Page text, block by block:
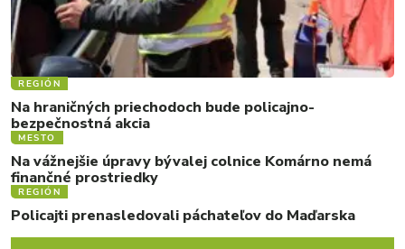
REGIÓN
Na hraničných priechodoch bude policajno-
bezpečnostná akcia
MESTO
Na vážnejšie úpravy bývalej colnice Komárno nemá
finančné prostriedky
REGIÓN
Policajti prenasledovali páchateľov do Maďarska